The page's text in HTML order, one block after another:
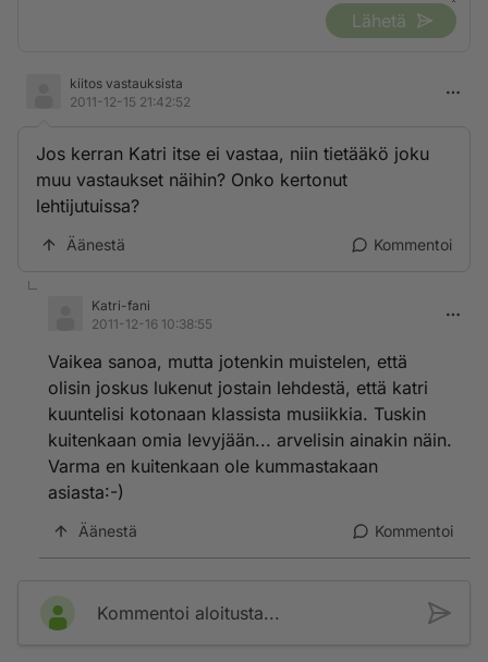
Lähetä
kiitos vastauksista
2011-12-15 21:42:52
Jos kerran Katri itse ei vastaa, niin tietääkö joku
muu vastaukset näihin? Onko kertonut
lehtijutuissa?
Äänestä Kommentoi
Katri-fani
2011-12-16 10:38:55
Vaikea sanoa, mutta jotenkin muistelen, että
olisin joskus lukenut jostain lehdestä, että katri
kuuntelisi kotonaan klassista musiikkia. Tuskin
kuitenkaan omia levyjään... arvelisin ainakin näin.
Varma en kuitenkaan ole kummastakaan
asiasta:-)
Äänestä Kommentoi
Kommentoi aloitusta...